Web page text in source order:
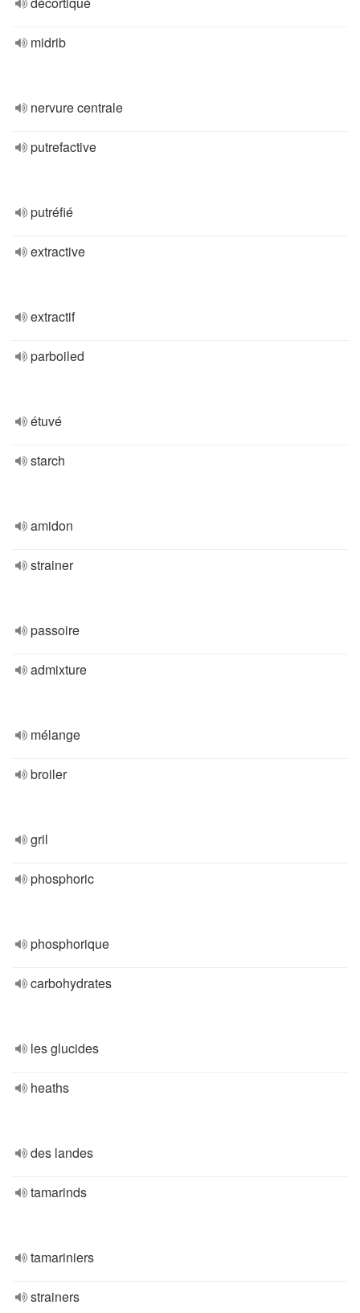
midrib
nervure centrale
putrefactive
putréfié
extractive
extractif
parboiled
étuvé
starch
amidon
strainer
passoire
admixture
mélange
broiler
gril
phosphoric
phosphorique
carbohydrates
les glucides
heaths
des landes
tamarinds
tamariniers
strainers